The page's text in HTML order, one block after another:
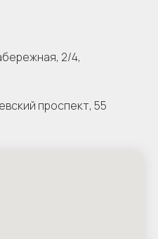
2/4,
проспект, 55